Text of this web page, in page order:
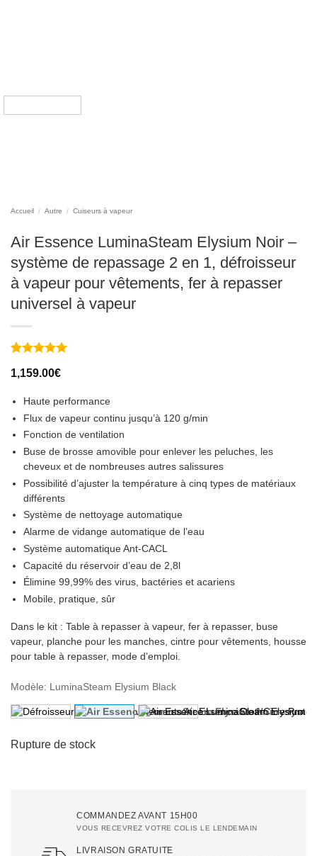
Accueil / Autre / Cuiseurs à vapeur
Air Essence LuminaSteam Elysium Noir –
système de repassage 2 en 1, défroisseur
à vapeur pour vêtements, fer à repasser
universel à vapeur
5 basé sur
client
1,159.00€
Haute performance
Flux de vapeur continu jusqu’à 120 g/min
Fonction de ventilation
Buse de brosse amovible pour enlever les peluches, les
cheveux et de nombreuses autres salissures
Possibilité d’ajuster la température à cinq types de matériaux
différents
Système de nettoyage automatique
Alarme de vidange automatique de l’eau
Système automatique Ant-CACL
Capacité du réservoir d’eau de 2,8l
Élimine 99,99% des virus, bactéries et acariens
Mobile, pratique, sûr
Dans le kit : Table à repasser à vapeur, fer à repasser, buse
vapeur, planche pour les manches, cintre pour vêtements, housse
pour table à repasser, mode d’emploi.
Modèle: LuminaSteam Elysium Black
Rupture de stock
COMMANDEZ AVANT 15H00
VOUS RECEVREZ VOTRE COLIS LE LENDEMAIN
LIVRAISON GRATUITE